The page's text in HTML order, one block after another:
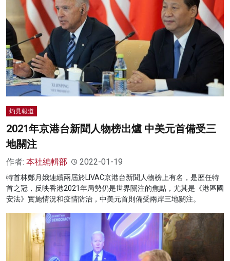
灼見報道
2021年京港台新聞人物榜出爐 中美元首備受三
地關注
作者: 本社編輯部 2022-01-19
特首林鄭月娥連續兩屆於LIVAC京港台新聞人物榜上有名，是歷任特
首之冠，反映香港2021年局勢仍是世界關注的焦點，尤其是《港區國
安法》實施情況和疫情防治，中美元首則備受兩岸三地關注。